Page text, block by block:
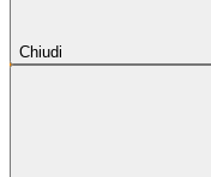
Chiudi